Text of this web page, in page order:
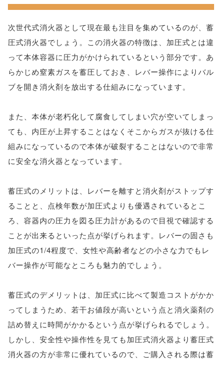
次世代式消火器として現在最も注目を集めているのが、蓄
圧式消火器でしょう。この消火器の特徴は、加圧式とは違
って本体容器に圧力がかけられているという部分です。あ
らかじめ窒素ガスを蓄圧しておき、レバー操作によりバル
ブを開き消火剤を放出する仕組みになっています。
また、本体が老朽化して腐食してしまい穴が空いてしまっ
ても、内圧が上昇することはなくそこからガスが抜ける仕
組みになっているので本体が破裂することはないので非常
に安全な消火器となっています。
蓄圧式のメリットは、レバーを離すと消火剤がストップす
ることと、点検年数が加圧式よりも優遇されているとこ
ろ、容器内の圧力を図る圧力計があるので目視で確認する
ことが出来るといった点が挙げられます。レバーの固さも
加圧式の1/4程度で、女性や高齢者などの小さな力でもレ
バー操作が可能なところも魅力的でしょう。
蓄圧式のデメリットは、加圧式に比べて製造コストがかか
ってしまうため、若干お値段が高いという点と消火薬剤の
詰め替えに時間がかかるという点が挙げられるでしょう。
しかし、安全性や操作性を見ても加圧式消火器より蓄圧式
消火器の方が非常に優れているので、ご購入される際は蓄